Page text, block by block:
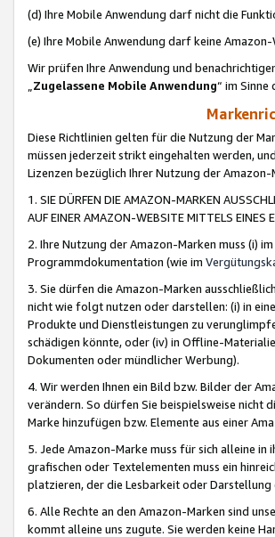
(d) Ihre Mobile Anwendung darf nicht die
(e) Ihre Mobile Anwendung darf keine
Wir prüfen Ihre Anwendung und
„Zugelassene Mobile Anwendung“ im Sinne
Diese Richtlinien gelten für die Nutzung der
müssen jederzeit strikt eingehalten werden,
Lizenzen bezüglich Ihrer Nutzung der Amazon-
1. SIE DÜRFEN DIE AMAZON-MARKEN
AUF EINER AMAZON-WEBSITE MITTELS EINES
2. Ihre Nutzung der Amazon-Marken muss (i)
Programmdokumentation (wie im
3. Sie dürfen die Amazon-Marken
nicht wie folgt nutzen oder darstellen: (i) in
Produkte und Dienstleistungen zu
schädigen könnte, oder (iv) in Offline-
Dokumenten oder mündlicher Werbung).
4. Wir werden Ihnen ein Bild bzw. Bilder der
verändern. So dürfen Sie beispielsweise nicht
Marke hinzufügen bzw. Elemente aus einer
5. Jede Amazon-Marke muss für sich alleine
grafischen oder Textelementen muss ein
platzieren, der die Lesbarkeit oder
6. Alle Rechte an den Amazon-Marken sind
kommt alleine uns zugute. Sie werden keine